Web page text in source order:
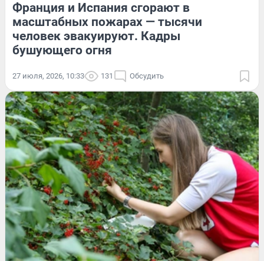
Франция и Испания сгорают в
масштабных пожарах — тысячи
человек эвакуируют. Кадры
бушующего огня
27 июля, 2026, 10:33 131 Обсудить